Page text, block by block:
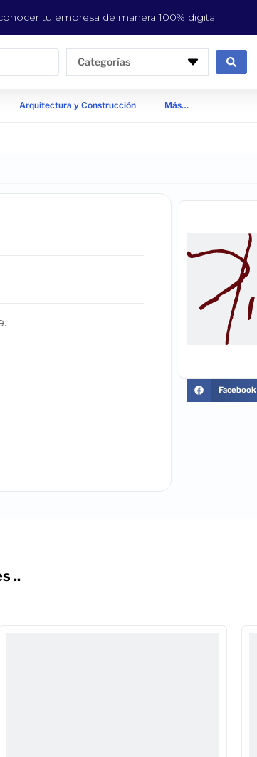
tu empresa de manera 100% digital
Categorías
Arquitectura y Construcción Más…
Facebook
..